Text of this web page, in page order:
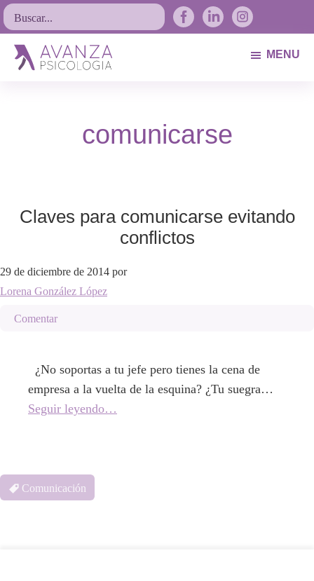
Saltar
a
navegación
Saltar
al
contenido
principal
Saltar
al
pie
Buscar...
MENU
comunicarse
Claves para comunicarse evitando
conflictos
29 de diciembre de 2014 por
Lorena González López
Comentar
¿No soportas a tu jefe pero tienes la cena de
empresa a la vuelta de la esquina? ¿Tu suegra…
Seguir leyendo…
Comunicación